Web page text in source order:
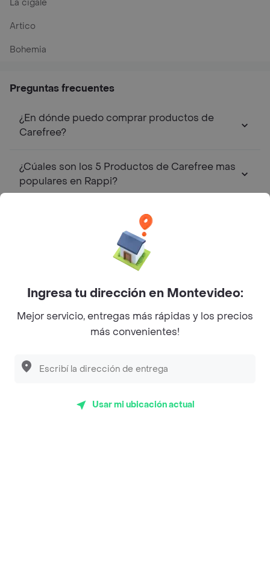
La cigale
Artico
Bohemia
Preguntas frecuentes
¿En dónde puedo comprar productos de
Carefree?
¿Cúales son los 5 Productos de Carefree mas
populares en Rappi?
Top Marcas y Cadenas de Restaurantes
Ingresa tu dirección en Montevideo:
Mejor servicio, entregas más rápidas y los precios
más convenientes!
Usar mi ubicación actual